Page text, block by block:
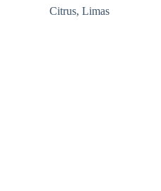
Citrus, Limas